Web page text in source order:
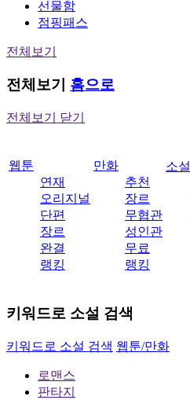
선물함
점핑패스
전체보기
전체보기 홈으로
전체보기 닫기
웹툰
연재
오리지널
단편
장르
완결
랭킹
만화
추천
장르
무협관
성인관
무료
랭킹
소설
키워드로 소설 검색
키워드로 소설 검색 웹툰/만화
로맨스
판타지